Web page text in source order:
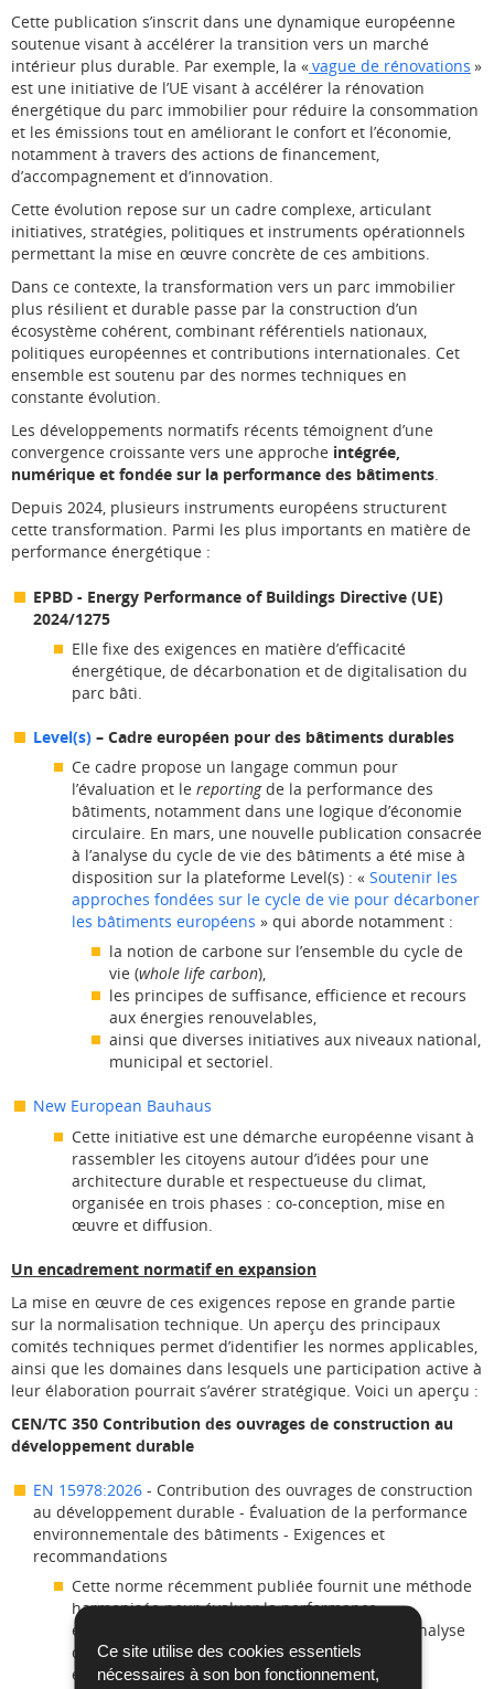
Ce site utilise des cookies essentiels
nécessaires à son bon fonctionnement,
Cette publication s’inscrit dans une dynamique européenne
soutenue visant à accélérer la transition vers un marché
intérieur plus durable. Par exemple, la «vague de rénovations »
est une initiative de l’UE visant à accélérer la rénovation
énergétique du parc immobilier pour réduire la consommation
et les émissions tout en améliorant le confort et l’économie,
notamment à travers des actions de financement,
d’accompagnement et d’innovation.
Cette évolution repose sur un cadre complexe, articulant
initiatives, stratégies, politiques et instruments opérationnels
permettant la mise en œuvre concrète de ces ambitions.
Dans ce contexte, la transformation vers un parc immobilier
plus résilient et durable passe par la construction d’un
écosystème cohérent, combinant référentiels nationaux,
politiques européennes et contributions internationales. Cet
ensemble est soutenu par des normes techniques en
constante évolution.
Les développements normatifs récents témoignent d’une
convergence croissante vers une approche intégrée,
numérique et fondée sur la performance des bâtiments.
Depuis 2024, plusieurs instruments européens structurent
cette transformation. Parmi les plus importants en matière de
performance énergétique :
EPBD - Energy Performance of Buildings Directive (UE)
2024/1275
Elle fixe des exigences en matière d’efficacité
énergétique, de décarbonation et de digitalisation du
parc bâti.
Level(s) – Cadre européen pour des bâtiments durables
Ce cadre propose un langage commun pour
l’évaluation et le reportingde la performance des
bâtiments, notamment dans une logique d’économie
circulaire. En mars, une nouvelle publication consacrée
à l’analyse du cycle de vie des bâtiments a été mise à
disposition sur la plateforme Level(s) : « Soutenir les
approches fondées sur le cycle de vie pour décarboner
les bâtiments européens » qui aborde notamment :
la notion de carbone sur l’ensemble du cycle de
vie (whole life carbon),
les principes de suffisance, efficience et recours
aux énergies renouvelables,
ainsi que diverses initiatives aux niveaux national,
municipal et sectoriel.
New European Bauhaus
Cette initiative est une démarche européenne visant à
rassembler les citoyens autour d’idées pour une
architecture durable et respectueuse du climat,
organisée en trois phases : co-conception, mise en
œuvre et diffusion.
Un encadrement normatif en expansion
La mise en œuvre de ces exigences repose en grande partie
sur la normalisation technique. Un aperçu des principaux
comités techniques permet d’identifier les normes applicables,
ainsi que les domaines dans lesquels une participation active à
leur élaboration pourrait s’avérer stratégique. Voici un aperçu :
CEN/TC 350 Contribution des ouvrages de construction au
développement durable
EN 15978:2026 - Contribution des ouvrages de construction
au développement durable - Évaluation de la performance
environnementale des bâtiments - Exigences et
recommandations
Cette norme récemment publiée fournit une méthode
harmonisée pour évaluer la performance
environnementale des bâtiments à l’aide de l’Analyse
du Cycle de Vie (ACV) et d’autres données
environnementales quantifiées.